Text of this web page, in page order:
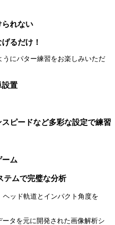
られない
るだけ！
にパター練習をお楽しみいただ
設置
ピードなど多彩な設定で練習
ーム
テムで完璧な分析
ッド軌道とインパクト角度を
タを元に開発された画像解析シ